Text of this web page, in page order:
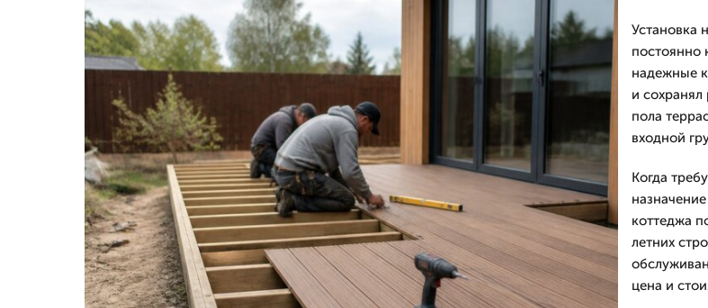
Установка
постоянно
надежные
и
пола
входной
Когда
коттеджа
летних
цена и